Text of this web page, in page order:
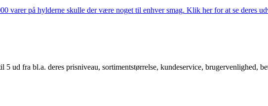
varer på hylderne skulle der være noget til enhver smag. Klik her for at se deres
ud fra bl.a. deres prisniveau, sortimentstørrelse, kundeservice, brugervenlighed,